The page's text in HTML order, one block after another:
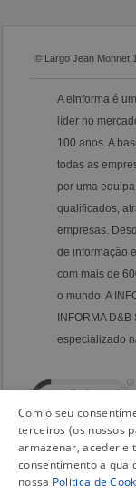
© Largo Jean Monnet
A eInforma é
líder no
100 anos. A
todas as
por uma
qualificados,
empresas.
de informação
com mais de
o mundo. A
INFORMA
especializado
Com o seu
terceiros (os nossos
armazenar, aceder e
consentimento a
nossa Politica de